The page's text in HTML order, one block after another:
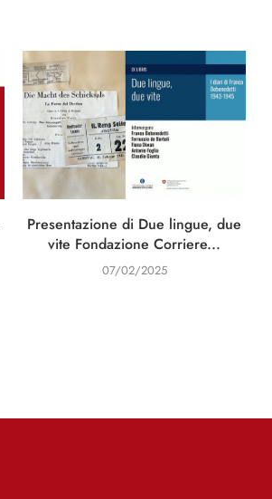
Presentazione di Due lingue, due
vite Fondazione Corriere...
07/02/2025